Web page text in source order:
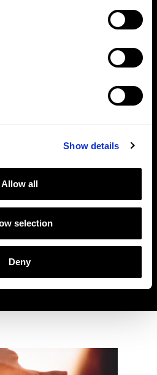
Show details
Allow all
selection
Deny
Dienstleistungen umfassen
Entwicklung und
der Kompatibilität mit
bleiben wir stets
können unseren Kunden die
Fahrzeugdisplays bieten.
und unserem Engagement
zukunftsweisender
den hohen Anforderungen
gerecht werden.